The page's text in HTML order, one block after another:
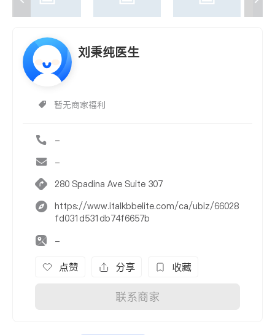
刘秉纯医生
暂无商家福利
-
-
280 Spadina Ave Suite 307
https://www.italkbbelite.com/ca/ubiz/66028
fd031d531db74f6657b
-
点赞 分享 收藏
联系商家